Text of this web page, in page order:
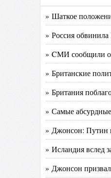
» Шаткое
» Россия
» CМИ сообщили
» Британские
» Британия
» Самые
» Джонсон: Путин
» Исландия вслед
» Джонсон